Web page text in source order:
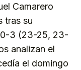
Camarero
tras su
0-3 (23-25, 23-
analizan el
el domingo